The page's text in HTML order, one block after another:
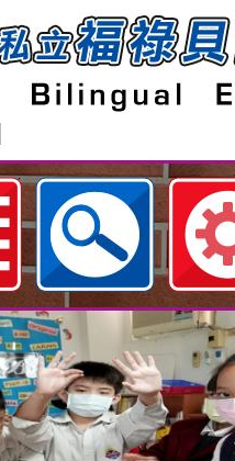
立福祿貝爾雙